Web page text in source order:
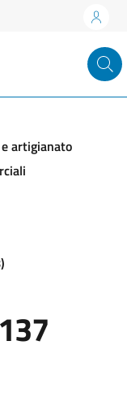
artigianato